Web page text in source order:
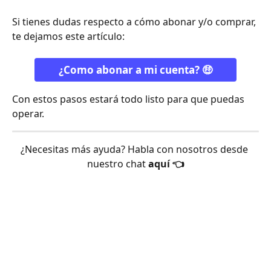
﻿Si tienes dudas respecto a cómo abonar y/o comprar,
te dejamos este artículo:
¿Como abonar a mi cuenta? 🤑
Con estos pasos estará todo listo para que puedas
operar.
¿Necesitas más ayuda? Habla con nosotros desde
nuestro chat aquí 👈